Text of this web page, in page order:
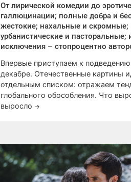
От лирической комедии до
галлюцинации; полные добра и
жестокие; нахальные и скромные;
урбанистические и пасторальные;
исключения – стопроцентно
Впервые приступаем к
декабре. Отечественные картины
отдельным списком: отражаем
глобального обособления. Что
выросло →